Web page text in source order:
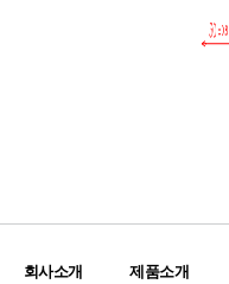
회사소개 제품소개